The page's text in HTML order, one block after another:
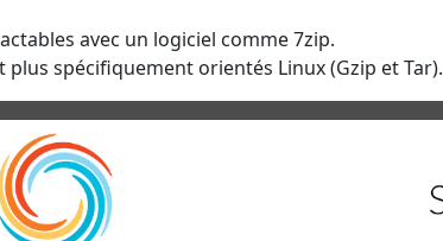
avec un logiciel comme 7zip.
plus spécifiquement orientés Linux (Gzip et Tar).